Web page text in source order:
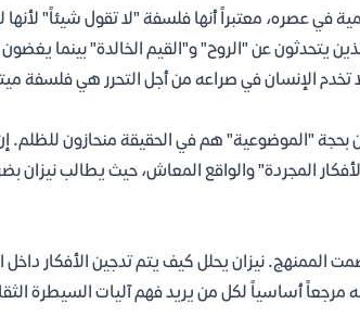
في عصره، معتبراً أنها فلسفة "لا تقول شيئاً" لأنها
يتحدثون عن "الروح" و"القيم الخالدة" بينما
تخدم الإنسان في صراعه من أجل التحرر هي فلسفة
بحجة "الموضوعية" هم في الحقيقة منحازون للظلم.
المجردة" والواقع المعاش، حيث يطالب نيزان
الممنهج. نيزان يحلل كيف يتم تدجين الأفكار
مرجعاً أساسياً لكل من يريد فهم آليات السيطرة